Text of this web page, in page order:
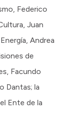
Federico
Juan
Andrea
de
Facundo
Dantas; la
Ente de la